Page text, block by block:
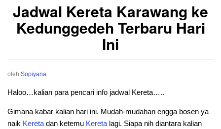
Jadwal Kereta Karawang ke
Kedunggedeh Terbaru Hari
Ini
oleh Sopiyana
Haloo…kalian para pencari info jadwal Kereta…..
Gimana kabar kalian hari ini. Mudah-mudahan engga bosen ya
naik Kereta dan ketemu Kereta lagi. Siapa nih diantara kalian